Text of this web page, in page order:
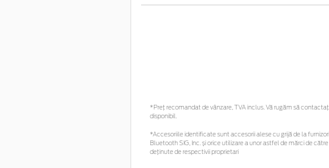
*Preţ recomandat de vânzare, TVA inclus. Vă rugăm să
disponibil.
*Accesoriile identificate sunt accesorii alese cu grijă de la
Bluetooth SIG, Inc. și orice utilizare a unor astfel de mărci de
deținute de respectivii proprietari